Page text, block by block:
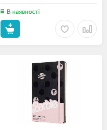
В наявності